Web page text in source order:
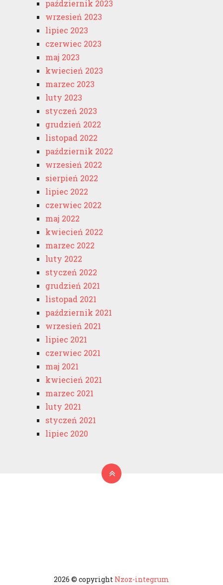
październik 2023
wrzesień 2023
lipiec 2023
czerwiec 2023
maj 2023
kwiecień 2023
marzec 2023
luty 2023
styczeń 2023
grudzień 2022
listopad 2022
październik 2022
wrzesień 2022
sierpień 2022
lipiec 2022
czerwiec 2022
maj 2022
kwiecień 2022
marzec 2022
luty 2022
styczeń 2022
grudzień 2021
listopad 2021
październik 2021
wrzesień 2021
lipiec 2021
czerwiec 2021
maj 2021
kwiecień 2021
marzec 2021
luty 2021
styczeń 2021
lipiec 2020
2026 © copyright Nzoz-integrum